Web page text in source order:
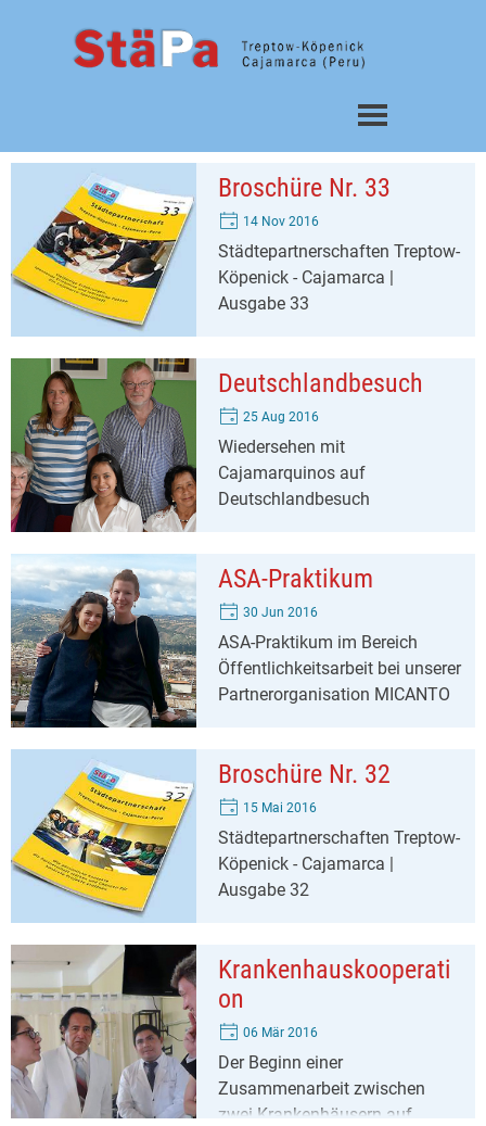
Menü überspringen
Broschüre Nr. 33
14 Nov 2016
Städtepartnerschaften Treptow-
Köpenick - Cajamarca |
Ausgabe 33
Deutschlandbesuch
25 Aug 2016
Wiedersehen mit
Cajamarquinos auf
Deutschlandbesuch
ASA-Praktikum
30 Jun 2016
ASA-Praktikum im Bereich
Öffentlichkeitsarbeit bei unserer
Partnerorganisation MICANTO
Broschüre Nr. 32
15 Mai 2016
Städtepartnerschaften Treptow-
Köpenick - Cajamarca |
Ausgabe 32
Krankenhauskooperati
on
06 Mär 2016
Der Beginn einer
Zusammenarbeit zwischen
zwei Krankenhäusern auf